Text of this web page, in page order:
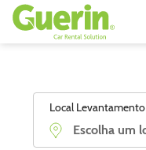
Local Levantamento